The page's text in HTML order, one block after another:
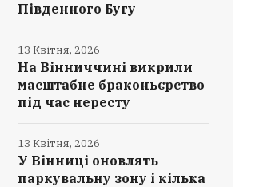
Південного Бугу
На Вінниччині викрили
масштабне браконьєрство
під час нересту
13 Квітня, 2026
У Вінниці оновлять
паркувальну зону і кілька
13 Квітня, 2026